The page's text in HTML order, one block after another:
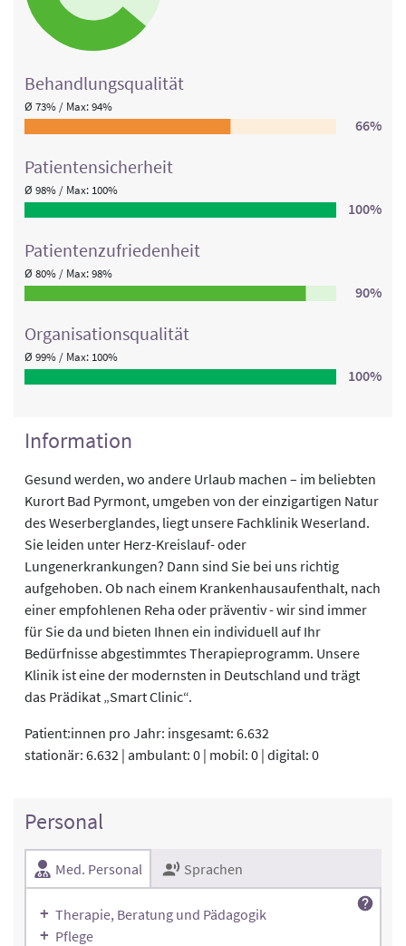
Behandlungs­qualität
Ø 73% / Max: 94%
66%
Patienten­sicherheit
Ø 98% / Max: 100%
100%
Patienten­zufriedenheit
Ø 80% / Max: 98%
90%
Organisations­qualität
Ø 99% / Max: 100%
100%
Information
Gesund werden, wo andere Urlaub machen – im beliebten
Kurort Bad Pyrmont, umgeben von der einzigartigen Natur
des Weserberglandes, liegt unsere Fachklinik Weserland.
Sie leiden unter Herz-Kreislauf- oder
Lungenerkrankungen? Dann sind Sie bei uns richtig
aufgehoben. Ob nach einem Krankenhausaufenthalt, nach
einer empfohlenen Reha oder präventiv - wir sind immer
für Sie da und bieten Ihnen ein individuell auf Ihr
Bedürfnisse abgestimmtes Therapieprogramm. Unsere
Klinik ist eine der modernsten in Deutschland und trägt
das Prädikat „Smart Clinic“.
Patient:innen pro Jahr: insgesamt: 6.632
stationär: 6.632 | ambulant: 0 | mobil: 0 | digital: 0
Personal
Med. Personal Sprachen
Therapie, Beratung und Pädagogik
Pflege